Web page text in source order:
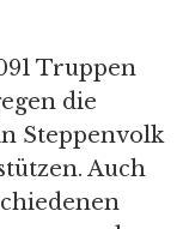
Truppen
die
Steppenvolk
Auch